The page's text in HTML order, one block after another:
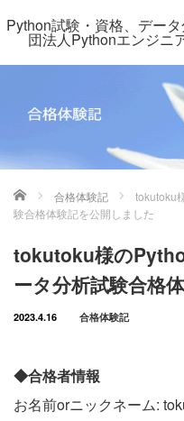
Python試験・資格、デー
団法人Pythonエンジニ
ホーム 合格体験記
tokutoku
験合格体験記を公開しました
tokutoku様の
ータ分析試験合格
2023.4.16 合格体験記
◆合格者情報
お名前orニックネーム: